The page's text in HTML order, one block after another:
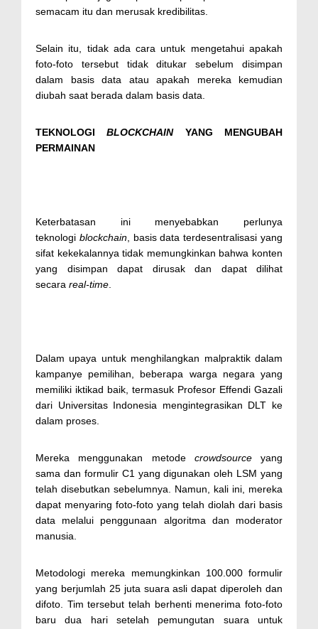
semacam itu dan merusak kredibilitas.
Selain itu, tidak ada cara untuk mengetahui apakah
foto-foto tersebut tidak ditukar sebelum disimpan
dalam basis data atau apakah mereka kemudian
diubah saat berada dalam basis data.
TEKNOLOGIBLOCKCHAIN YANG MENGUBAH
PERMAINAN
Keterbatasan ini menyebabkan perlunya
teknologi blockchain, basis data terdesentralisasi yang
sifat kekekalannya tidak memungkinkan bahwa konten
yang disimpan dapat dirusak dan dapat dilihat
secara real-time
Dalam upaya untuk menghilangkan malpraktik dalam
kampanye pemilihan, beberapa warga negara yang
memiliki iktikad baik, termasuk Profesor Effendi Gazali
dari Universitas Indonesia mengintegrasikan DLT ke
dalam proses.
Mereka menggunakan metode crowdsourceyang
sama dan formulir C1 yang digunakan oleh LSM yang
telah disebutkan sebelumnya. Namun, kali ini, mereka
dapat menyaring foto-foto yang telah diolah dari basis
data melalui penggunaan algoritma dan moderator
manusia.
Metodologi mereka memungkinkan 100.000 formulir
yang berjumlah 25 juta suara asli dapat diperoleh dan
difoto. Tim tersebut telah berhenti menerima foto-foto
baru dua hari setelah pemungutan suara untuk